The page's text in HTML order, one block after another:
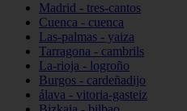
Madrid - tres-cantos
Cuenca - cuenca
Las-palmas - yaiza
Tarragona - cambrils
La-rioja - logroño
Burgos - cardeñadijo
álava - vitoria-gasteiz